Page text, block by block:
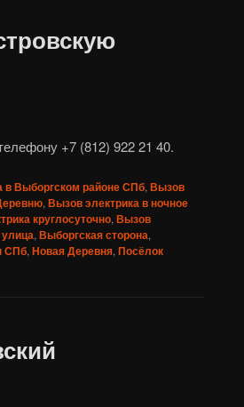
+7 (812) 922 21 40.
в Выборгском районе СПб, Вызов
, Вызов электрика в ночное
круглосуточно, Вызов
, Выборгская сторона,
СПб, Новая Деревня, Посёлок